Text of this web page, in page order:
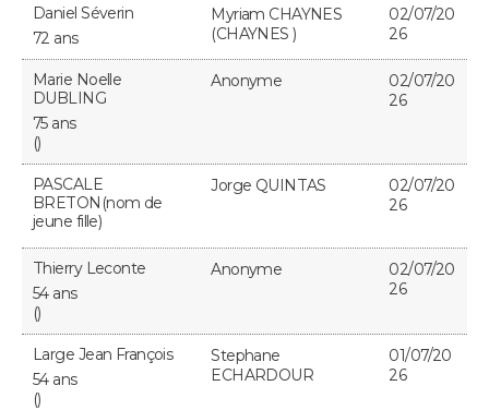
Daniel Séverin
72 ans
Myriam CHAYNES
(CHAYNES )
02/07/20
26
Marie Noelle
DUBLING
75 ans
()
Anonyme
02/07/20
26
PASCALE
BRETON(nom de
jeune fille)
Jorge QUINTAS
02/07/20
26
Thierry Leconte
54 ans
()
Anonyme
02/07/20
26
Large Jean François
54 ans
()
Stephane
ECHARDOUR
01/07/20
26